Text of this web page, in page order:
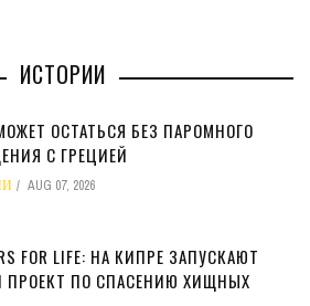
ИСТОРИИ
ОСТАТЬСЯ БЕЗ ПАРОМНОГО
С ГРЕЦИЕЙ
AUG 07, 2026
FOR LIFE: НА КИПРЕ ЗАПУСКАЮТ
ПРОЕКТ ПО СПАСЕНИЮ ХИЩНЫХ